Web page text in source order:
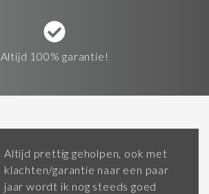
Altijd 100% garantie!
Altijd prettig geholpen, ook met
klachten/garantie naar een paar
jaar wordt ik nog steeds goed